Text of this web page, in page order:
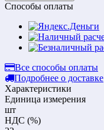
Способы оплаты
Все способы оплаты
Подробнее о доставке
Характеристики
Единица измерения
шт
НДС (%)